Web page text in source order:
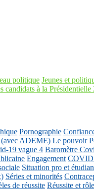
politique Jeunes et
candidats à la Présidentielle
Pornographie
(avec ADEME) Le pouvoir
19 vague 4 Baromètre
Engagement COVID
Situation pro et
Séries et minorités
de réussite Réussite et